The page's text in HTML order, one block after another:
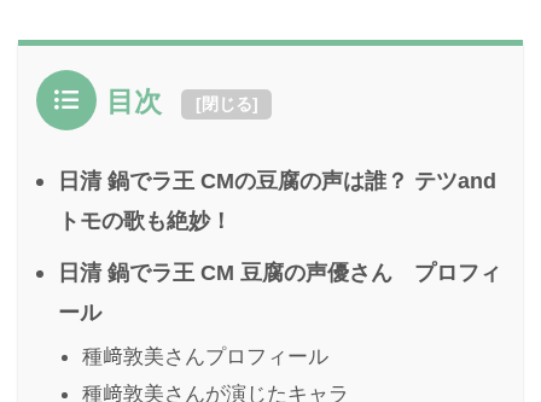
目次 [閉じる]
日清 鍋でラ王 CMの豆腐の声は誰？ テツand
トモの歌も絶妙！
日清 鍋でラ王 CM 豆腐の声優さん プロフィ
ール
種﨑敦美さんプロフィール
種﨑敦美さんが演じたキャラ